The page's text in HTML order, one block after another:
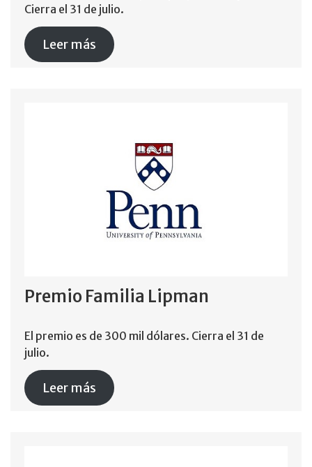
Cierra el 31 de julio.
Leer más
Premio Familia Lipman
El premio es de 300 mil dólares. Cierra el 31 de
julio.
Leer más